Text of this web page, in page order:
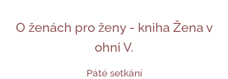
O ženách pro ženy - kniha Žena v
ohni V.
Páté setkání